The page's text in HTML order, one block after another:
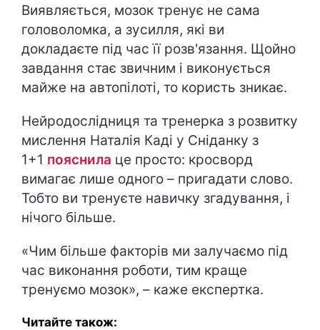
Виявляється, мозок тренує не сама
головоломка, а зусилля, які ви
докладаєте під час її розв'язання. Щойно
завдання стає звичним і виконується
майже на автопілоті, то користь зникає.
Нейродослідниця та тренерка з розвитку
мислення Наталія Каді у Сніданку з
1+1 пояснила це просто: кросворд
вимагає лише одного – пригадати слово.
Тобто ви тренуєте навичку згадування, і
нічого більше.
«Чим більше факторів ми залучаємо під
час виконання роботи, тим краще
тренуємо мозок», – каже експертка.
Читайте також: